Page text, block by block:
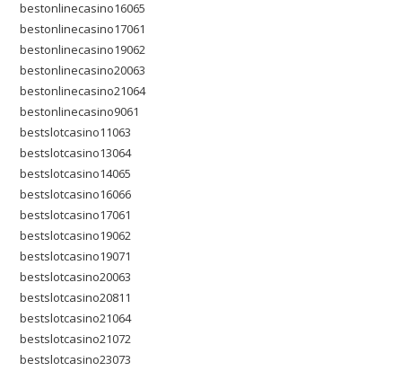
bestonlinecasino16065
bestonlinecasino17061
bestonlinecasino19062
bestonlinecasino20063
bestonlinecasino21064
bestonlinecasino9061
bestslotcasino11063
bestslotcasino13064
bestslotcasino14065
bestslotcasino16066
bestslotcasino17061
bestslotcasino19062
bestslotcasino19071
bestslotcasino20063
bestslotcasino20811
bestslotcasino21064
bestslotcasino21072
bestslotcasino23073